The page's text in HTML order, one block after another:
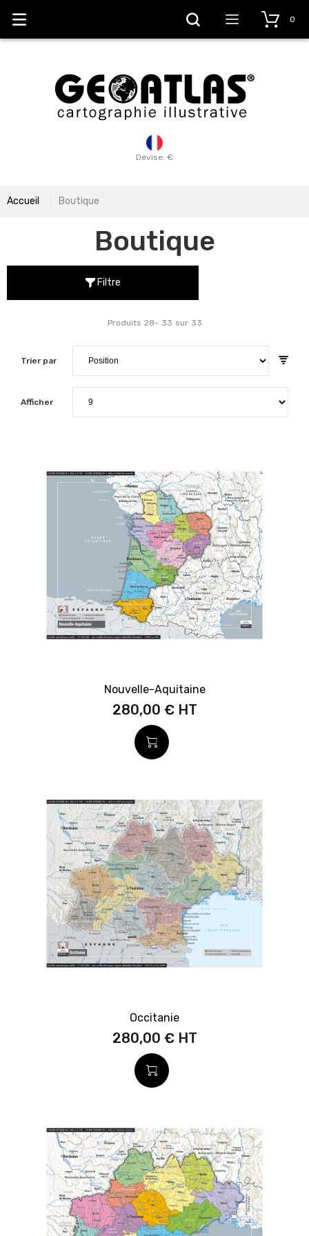
Devise: €
0
Accueil Boutique
Boutique
Filtre
Trier par
Produits 28- 33 sur 33
Afficher
Nouvelle-Aquitaine
280,00 €
Occitanie
280,00 €